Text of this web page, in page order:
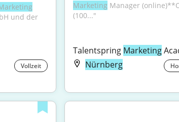
und der
Vollzeit
Marketing Manager
(100..."
Talentspring Marketing
Nürnberg